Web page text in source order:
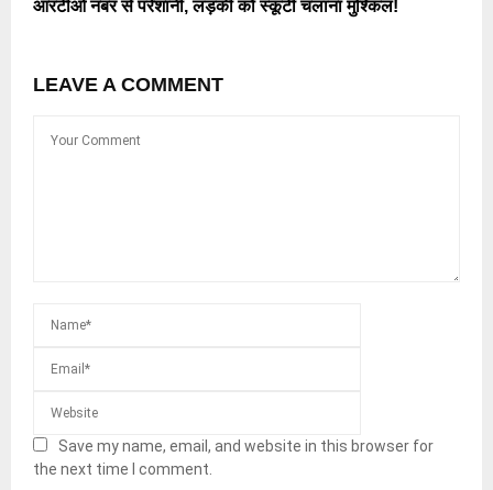
आरटीओ नंबर से परेशानी, लड़की को स्कूटी चलाना मुश्किल!
LEAVE A COMMENT
Save my name, email, and website in this browser for
the next time I comment.